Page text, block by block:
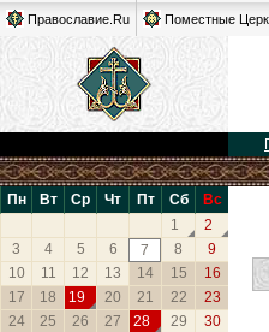
Православие.Ru Поместные
Пн Вт Ср Чт Пт Сб
Вс
1
2
3
4 5 6 7 8
9
10
11 12 13 14 15
16
17
18 19 20 21 22
23
24
25 26 27 28 29
30